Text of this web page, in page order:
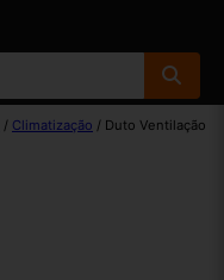
/ Climatização / Duto Ventilação